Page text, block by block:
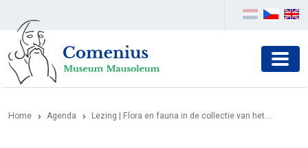
Home Agenda Lezing | Flora en fauna in de collectie van het...